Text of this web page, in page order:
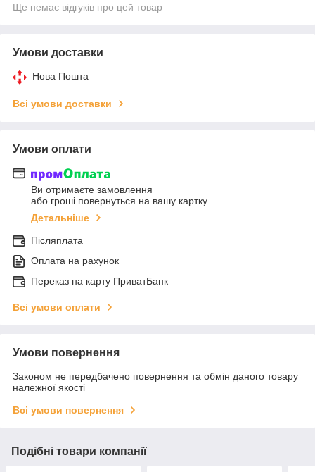
Ще немає відгуків про цей товар
Умови доставки
Нова Пошта
Всі умови доставки
Умови оплати
Ви отримаєте замовлення
або гроші повернуться на вашу картку
Детальніше
Післяплата
Оплата на рахунок
Переказ на карту ПриватБанк
Всі умови оплати
Умови повернення
Законом не передбачено повернення та обмін даного товару
належної якості
Всі умови повернення
Подібні товари компанії